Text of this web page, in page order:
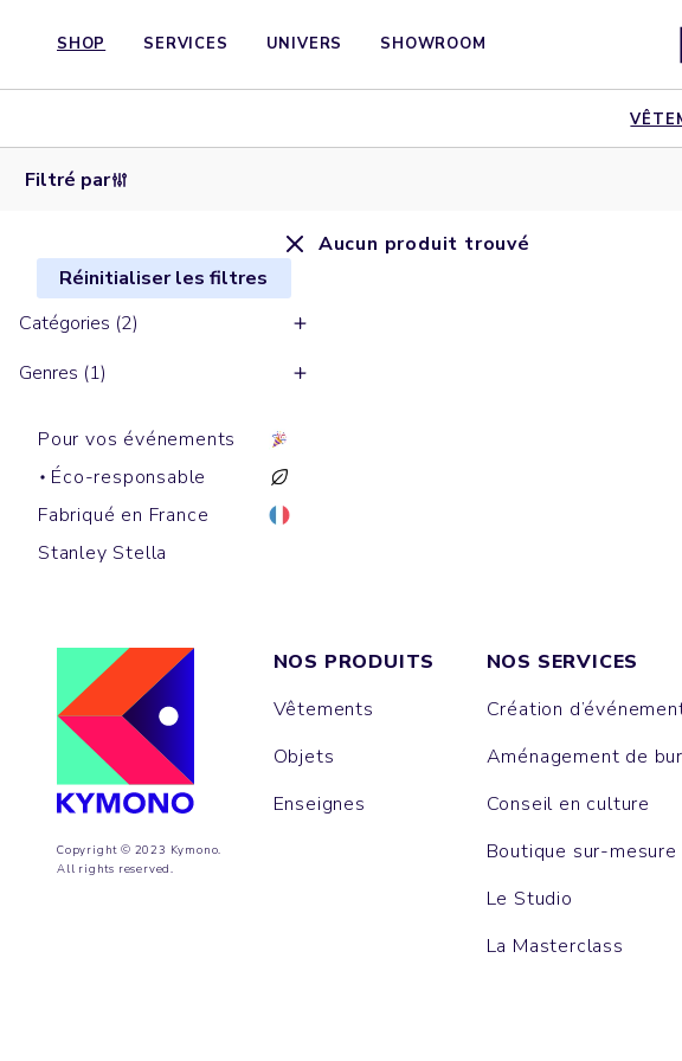
SHOP SERVICES UNIVERS SHOWROOM
Filtré par
Réinitialiser les filtres
Catégories (2)
Genres (1)
Pour vos événements
Éco-responsable
Fabriqué en France
Stanley Stella
Aucun produit trouvé
Copyright © 2023 Kymono.
All rights reserved.
NOS PRODUITS
Vêtements
Objets
Enseignes
NOS SERVICES
Création
Aménagement de
Conseil en culture
Boutique sur-mesure
Le Studio
La Masterclass